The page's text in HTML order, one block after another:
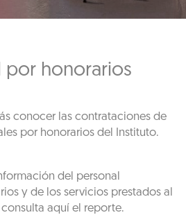
por honorarios
conocer las contrataciones de
por honorarios del Instituto.
del personal
y de los servicios prestados al
consulta aquí el reporte.